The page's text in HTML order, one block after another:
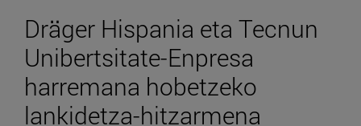
Dräger Hispania eta Tecnun
Unibertsitate-Enpresa
harremana hobetzeko
lankidetza-hitzarmena